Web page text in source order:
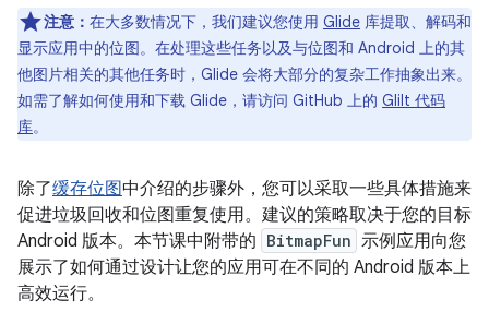
注意： 在大多数情况下，我们建议您使用 Glide 库提取、解码和
显示应用中的位图。在处理这些任务以及与位图和 Android 上的其
他图片相关的其他任务时，Glide 会将大部分的复杂工作抽象出来。
如需了解如何使用和下载 Glide，请访问 GitHub 上的 Glilt 代码
库。
除了缓存位图中介绍的步骤外，您可以采取一些具体措施来
促进垃圾回收和位图重复使用。建议的策略取决于您的目标
Android 版本。本节课中附带的 BitmapFun 示例应用向您
展示了如何通过设计让您的应用可在不同的 Android 版本上
高效运行。